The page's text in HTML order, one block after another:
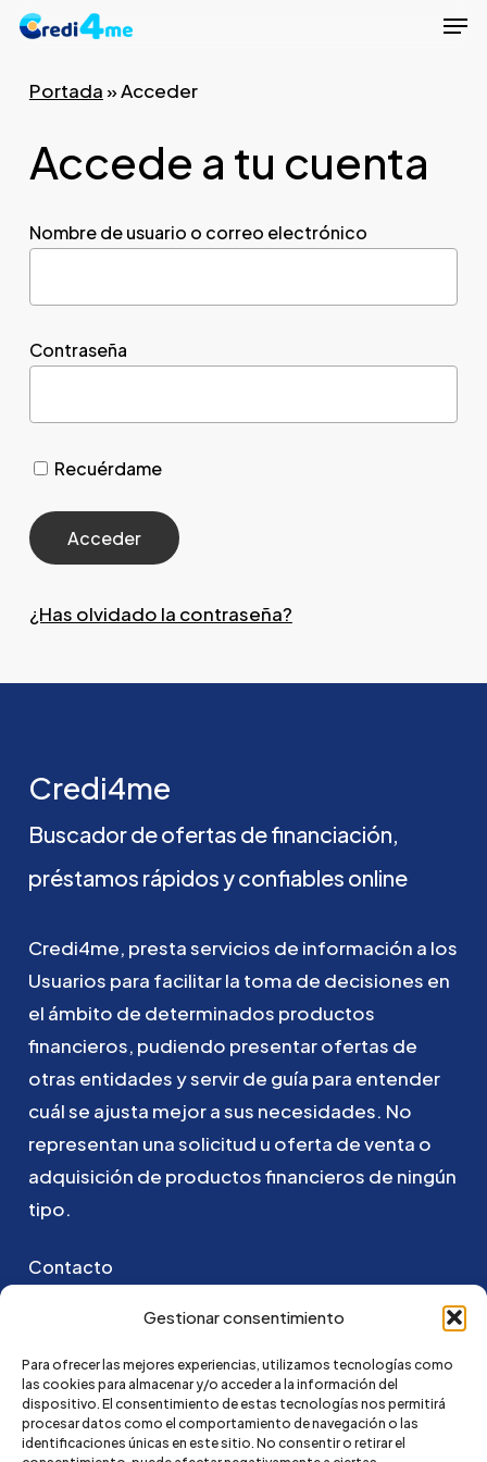
Gestionar consentimiento
Para ofrecer las mejores experiencias, utilizamos tecnologías como
las cookies para almacenar y/o acceder a la información del
dispositivo. El consentimiento de estas tecnologías nos permitirá
procesar datos como el comportamiento de navegación o las
identificaciones únicas en este sitio. No consentir o retirar el
Skip
mainPortada»Acceder
Accede a tu cuenta
Nombre de usuario o correo electrónico
Contraseña
Recuérdame
¿Has olvidado la contraseña?
Credi4me
Buscadordeofertas definanciación,
préstamos rápidosyconfiables online
Credi4me, prestaservicios de información a los
Usuarios para facilitarla toma de decisiones en
el ámbito de determinados productos
financieros, pudiendo presentarofertas de
otras entidadesyservirde guía para entender
cuálse ajusta mejorasus necesidades. No
representan unasolicitud u oferta deventa o
adquisición de productosfinancieros de ningún
tipo.
Contacto
Puedes ponerte en contacto con nosotros
go@credi4me.com